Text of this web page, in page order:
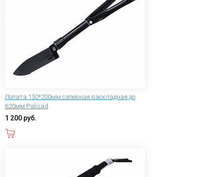
Лопата 150*200мм саперная раскладная до
620мм Palisad
1 200 руб.